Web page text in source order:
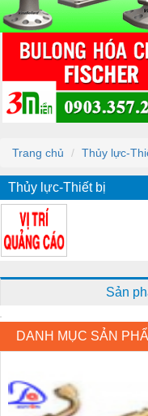
Trang chủ Thủy lực-
Thủy lực-Thiết bị
Sản
DANH MỤC SẢN